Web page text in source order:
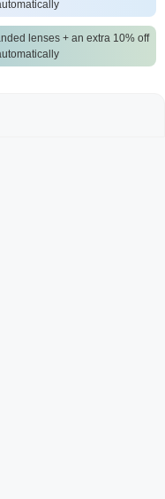
lenses + an extra 10% off